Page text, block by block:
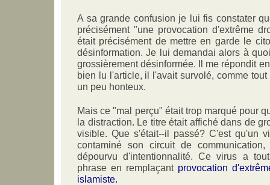
A sa grande confusion je lui fis constater
précisément "une provocation d'extrême
était précisément de mettre en garde le
désinformation. Je lui demandai alors à
grossièrement désinformée. Il me répondit
bien lu l'article, il l'avait survolé, comme
un peu honteux.
Mais ce "mal perçu" était trop marqué pour
la distraction. Le titre était affiché dans de
visible. Que s'était--il passé? C'est qu'un
contaminé son circuit de
dépourvu d'intentionnalité. Ce virus a
phrase en remplaçant provocation
islamiste.